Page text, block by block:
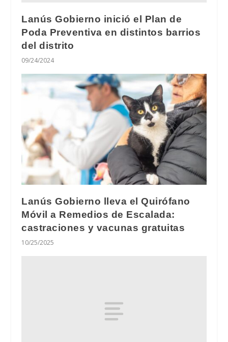
Lanús Gobierno inició el Plan de
Poda Preventiva en distintos barrios
del distrito
09/24/2024
Lanús Gobierno lleva el Quirófano
Móvil a Remedios de Escalada:
castraciones y vacunas gratuitas
10/25/2025